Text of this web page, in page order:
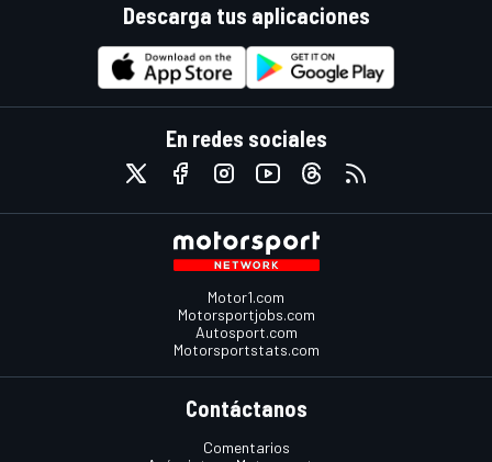
Descarga tus aplicaciones
En redes sociales
Motor1.com
Motorsportjobs.com
Autosport.com
Motorsportstats.com
Contáctanos
Comentarios